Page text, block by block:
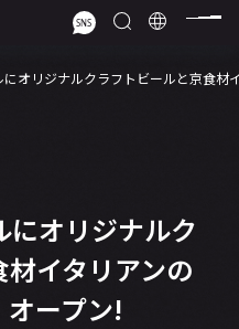
オリジナルクラフトビールと京食材
オリジナルク
イタリアンの
オープン!